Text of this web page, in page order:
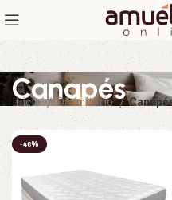
Canapés
Inicio Dormitorio
-40%